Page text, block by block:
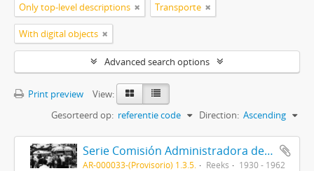
Only top-level descriptions Transporte
With digital objects
Advanced search options
Print preview
View:
Gesorteerd op: referentie code Direction: Ascending
Serie Comisión Administradora del Transporte Automotor (C.A.T.A.)
AR-000033-(Provisorio) 1.3.5. Reeks 1930 - 1962